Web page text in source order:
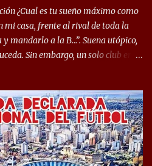
que aún no ha logrado
¿Cual es tu sueño máximo como
mi casa, frente al rival de toda la
mandarlo a la B…”. Suena utópico,
Sin embargo, un solo club en el
para el Rojo y, por el otro, el
su eterno rival. 22 de diciembre de
de Independiente pueden
el "Rojo" derrotó a Racing por 2 a
mandó al descenso a su eterno